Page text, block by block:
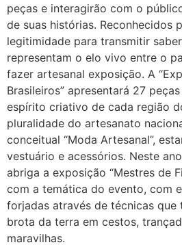
peças e interagirão com o
de suas histórias. Reconhecidos
legitimidade para transmitir
representam o elo vivo entre o
fazer artesanal exposição. A
Brasileiros” apresentará 27
espírito criativo de cada região
pluralidade do artesanato
conceitual “Moda Artesanal”,
vestuário e acessórios. Neste
abriga a exposição “Mestres de
com a temática do evento, com
forjadas através de técnicas que
brota da terra em cestos,
maravilhas.